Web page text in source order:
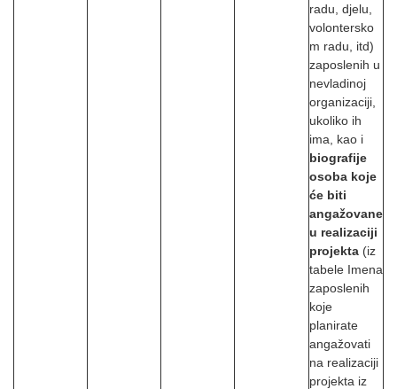
radu, djelu,
volontersko
m radu, itd)
zaposlenih u
nevladinoj
organizaciji,
ukoliko ih
ima, kao i
biografije
osoba koje
će biti
angažovane
u realizaciji
projekta (iz
tabele Imena
zaposlenih
koje
planirate
angažovati
na realizaciji
projekta iz